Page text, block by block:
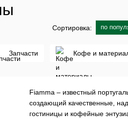
Сортировка: по
Запчасти Кофе и
Fiamma – известный
создающий качественные,
гостиницы и кофейные